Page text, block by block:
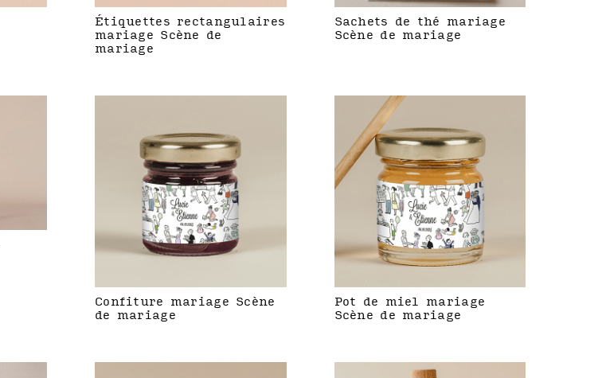
Étiquettes rectangulaires
mariage Scène de
mariage
Sachets de thé mariage
Scène de mariage
Confiture mariage Scène
de mariage
Pot de miel mariage
Scène de mariage